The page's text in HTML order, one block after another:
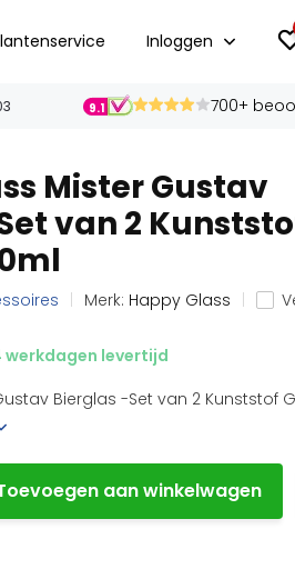
Inloggen
9.1
700+
Mister Gustav
van 2
Merk: Happy Glass
werkdagen levertijd
Bierglas -Set van 2 Kunststof
aan winkelwagen